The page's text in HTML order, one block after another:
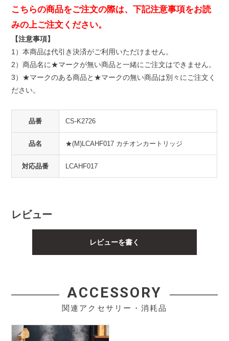
こちらの商品をご注文の際は、下記注意事項をお読
みの上ご注文ください。
【注意事項】
1）本商品は代引き決済がご利用いただけません。
2）商品名に★マークが無い商品と一緒にご注文はできません。
3）★マークのある商品と★マークの無い商品は別々にご注文く
ださい。
品番 CS-K2726
品名 ★(M)LCAHF017 カチオンカートリッジ
対応品番 LCAHF017
レビュー
レビューを書く
ACCESSORY
関連アクセサリー・消耗品